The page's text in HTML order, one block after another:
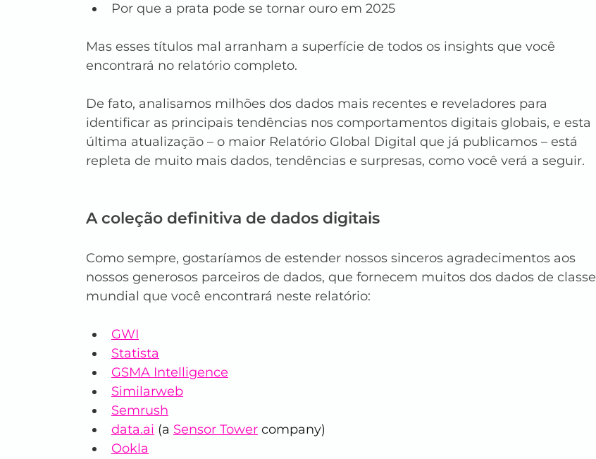
Por que a prata pode se tornar ouro em 2025
Mas esses títulos mal arranham a superfície de todos os insights que você
encontrará no relatório completo.
De fato, analisamos milhões dos dados mais recentes e reveladores para
identificar as principais tendências nos comportamentos digitais globais, e esta
última atualização – o maior Relatório Global Digital que já publicamos – está
repleta de muito mais dados, tendências e surpresas, como você verá a seguir.
A coleção definitiva de dados digitais
Como sempre, gostaríamos de estender nossos sinceros agradecimentos aos
nossos generosos parceiros de dados, que fornecem muitos dos dados de classe
mundial que você encontrará neste relatório:
GWI
Statista
GSMA Intelligence
Similarweb
Semrush
data.ai (a Sensor Tower company)
Ookla